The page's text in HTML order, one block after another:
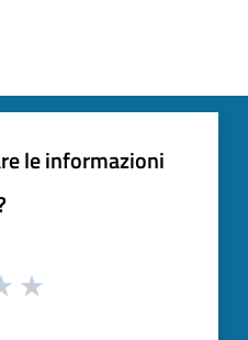
le informazioni